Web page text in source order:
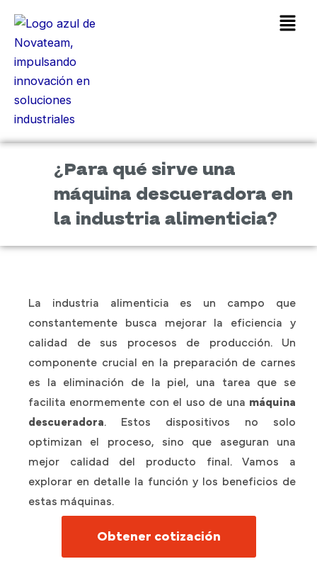
contenido
Main
¿Para qué sirve una
máquina descueradora en
la industria alimenticia?
La industria alimenticia es un campo que
constantemente busca mejorar la eficiencia y
calidad de sus procesos de producción. Un
componente crucial en la preparación de carnes
es la eliminación de la piel, una tarea que se
facilita enormemente con el uso de una máquina
descueradora. Estos dispositivos no solo
optimizan el proceso, sino que aseguran una
mejor calidad del producto final. Vamos a
explorar en detalle la función y los beneficios de
estas máquinas.
Obtener cotización